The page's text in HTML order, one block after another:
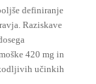
definiranje
Raziskave
420 mg in
učinkih